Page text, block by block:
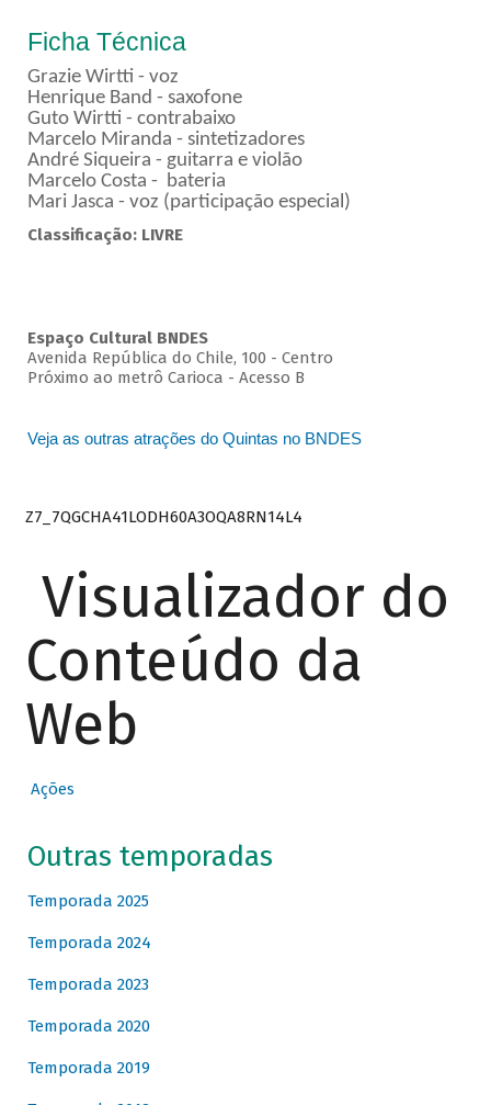
Ficha Técnica
Grazie Wirtti - voz
Henrique Band - saxofone
Guto Wirtti - contrabaixo
Marcelo Miranda - sintetizadores
André Siqueira - guitarra e violão
Marcelo Costa - bateria
Mari Jasca - voz (participação especial)
Classificação: LIVRE
Espaço Cultural BNDES
Avenida República do Chile, 100 - Centro
Próximo ao metrô Carioca - Acesso B
Veja as outras atrações do Quintas no BNDES
Z7_7QGCHA41LODH60A3OQA8RN14L4
Visualizador do
Conteúdo da
Web
Ações
Outras temporadas
Temporada 2025
Temporada 2024
Temporada 2023
Temporada 2020
Temporada 2019